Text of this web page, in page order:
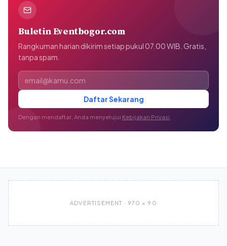
Buletin Eventbogor.com
Rangkuman harian dikirim setiap pukul 07.00 WIB. Gratis,
tanpa spam.
Alamat email
Daftar Sekarang
Dengan mendaftar, Anda menyetujui Kebijakan Privasi
ADVERTISEMENT · 970 × 90